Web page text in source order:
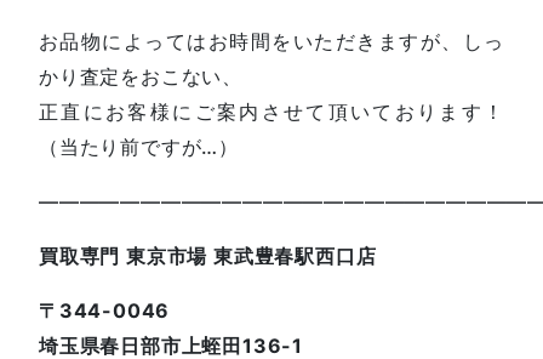
お品物によってはお時間をいただきますが、しっ
かり査定をおこない、
正直にお客様にご案内させて頂いております！
（当たり前ですが…）
買取専門 東京市場 東武豊春駅西口店
〒344-0046
埼玉県春日部市上蛭田136-1